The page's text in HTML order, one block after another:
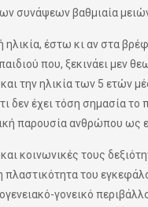
συνάψεων βαθμιαία
έστω κι αν στα
που, ξεκινάει μεν
την ηλικία των 5 ετών
δεν έχει τόση σημασία
παρουσία ανθρώπου
κοινωνικές τους
του
γονεικό